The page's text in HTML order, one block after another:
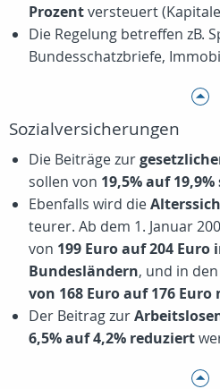
Prozentversteuert
Die Regelung betreffen zB.
Bundesschatzbriefe,
Sozialversicherungen
Die Beiträge zur
sollen von 19,5% auf
Ebenfalls wird die
teurer. Ab dem 1. Januar
von 199 Euro auf 204 Euro
Bundesländern, und in den
von 168 Euro auf 176
Der Beitrag zur
6,5% auf 4,2% reduziert